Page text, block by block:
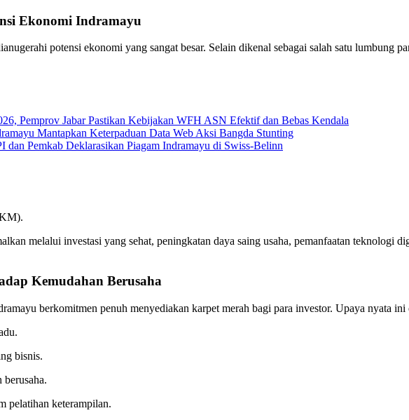
Ekonomi Indramayu
potensi ekonomi yang sangat besar. Selain dikenal sebagai salah satu lumbung
Pemprov Jabar Pastikan Kebijakan WFH ASN Efektif dan Bebas Kendala
Mantapkan Keterpaduan Data Web Aksi Bangda Stunting
dan Pemkab Deklarasikan Piagam Indramayu di Swiss-Belinn
melalui investasi yang sehat, peningkatan daya saing usaha, pemanfaatan teknologi
Kemudahan Berusaha
berkomitmen penuh menyediakan karpet merah bagi para investor. Upaya nyata
bisnis.
berusaha.
pelatihan keterampilan.